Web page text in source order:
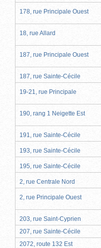
178, rue Principale Ouest
18, rue Allard
187, rue Principale Ouest
187, rue Sainte-Cécile
19-21, rue Principale
190, rang 1 Neigette Est
191, rue Sainte-Cécile
193, rue Sainte-Cécile
195, rue Sainte-Cécile
2, rue Centrale Nord
2, rue Principale Ouest
203, rue Saint-Cyprien
207, rue Sainte-Cécile
2072, route 132 Est